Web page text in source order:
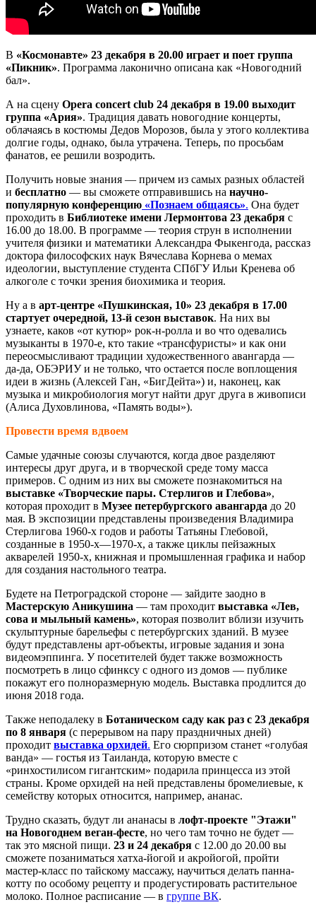
В «Космонавте» 23 декабря в 20.00 играет и поет группа
«Пикник». Программа лаконично описана как «Новогодний
бал».
А на сцену Opera concert club 24 декабря в 19.00 выходит
группа «Ария». Традиция давать новогодние концерты,
облачаясь в костюмы Дедов Морозов, была у этого коллектива
долгие годы, однако, была утрачена. Теперь, по просьбам
фанатов, ее решили возродить.
Получить новые знания — причем из самых разных областей
и бесплатно — вы сможете отправившись на научно-
популярную конференцию «Познаем общаясь». Она будет
проходить в Библиотеке имени Лермонтова 23 декабря с
16.00 до 18.00. В программе — теория струн в исполнении
учителя физики и математики Александра Фыкенгода, рассказ
доктора философских наук Вячеслава Корнева о мемах
идеологии, выступление студента СПбГУ Ильи Кренева об
алкоголе с точки зрения биохимика и теория.
Ну а в арт-центре «Пушкинская, 10» 23 декабря в 17.00
стартует очередной, 13-й сезон выставок. На них вы
узнаете, каков «от кутюр» рок-н-ролла и во что одевались
музыканты в 1970-е, кто такие «трансфуристы» и как они
переосмысливают традиции художественного авангарда —
да-да, ОБЭРИУ и не только, что остается после воплощения
идеи в жизнь (Алексей Ган, «БигДейта») и, наконец, как
музыка и микробиология могут найти друг друга в живописи
(Алиса Духовлинова, «Память воды»).
Провести время вдвоем
Самые удачные союзы случаются, когда двое разделяют
интересы друг друга, и в творческой среде тому масса
примеров. С одним из них вы сможете познакомиться на
выставке «Творческие пары. Стерлигов и Глебова»,
которая проходит в Музее петербургского авангарда до 20
мая. В экспозиции представлены произведения Владимира
Стерлигова 1960-х годов и работы Татьяны Глебовой,
созданные в 1950-х—1970-х, а также циклы пейзажных
акварелей 1950-х, книжная и промышленная графика и набор
для создания настольного театра.
Будете на Петроградской стороне — зайдите заодно в
Мастерскую Аникушина — там проходит выставка «Лев,
сова и мыльный камень», которая позволит вблизи изучить
скульптурные барельефы с петербургских зданий. В музее
будут представлены арт-объекты, игровые задания и зона
видеомэппинга. У посетителей будет также возможность
посмотреть в лицо сфинксу с одного из домов — публике
покажут его полноразмерную модель. Выставка продлится до
июня 2018 года.
Также неподалеку в Ботаническом саду как раз с 23 декабря
по 8 января (с перерывом на пару праздничных дней)
проходит выставка орхидей. Его сюрпризом станет «голубая
ванда» — гостья из Таиланда, которую вместе с
«ринхостилисом гигантским» подарила принцесса из этой
страны. Кроме орхидей на ней представлены бромелиевые, к
семейству которых относится, например, ананас.
Трудно сказать, будут ли ананасы в лофт-проекте "Этажи"
на Новогоднем веган-фесте, но чего там точно не будет —
так это мясной пищи. 23 и 24 декабря с 12.00 до 20.00 вы
сможете позаниматься хатха-йогой и акройогой, пройти
мастер-класс по тайскому массажу, научиться делать панна-
котту по особому рецепту и продегустировать растительное
молоко. Полное расписание — в группе ВК.